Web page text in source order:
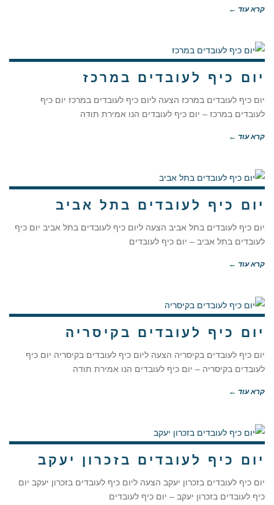
קרא עוד ←
יום כיף לעובדים במרכז
יום כיף לעובדים במרכז הצעה ליום כיף לעובדים במרכז יום כיף
לעובדים במרכז – יום כיף לעובדים הנו אמירת תודה
קרא עוד ←
יום כיף לעובדים בתל אביב
יום כיף לעובדים בתל אביב הצעה ליום כיף לעובדים בתל אביב יום כיף
לעובדים בתל אביב – יום כיף לעובדים
קרא עוד ←
יום כיף לעובדים בקיסריה
יום כיף לעובדים בקיסריה הצעה ליום כיף לעובדים בקיסריה יום כיף
לעובדים בקיסריה – יום כיף לעובדים הנו אמירת תודה
קרא עוד ←
יום כיף לעובדים בזכרון יעקב
יום כיף לעובדים בזכרון יעקב הצעה ליום כיף לעובדים בזכרון יעקב יום
כיף לעובדים בזכרון יעקב – יום כיף לעובדים